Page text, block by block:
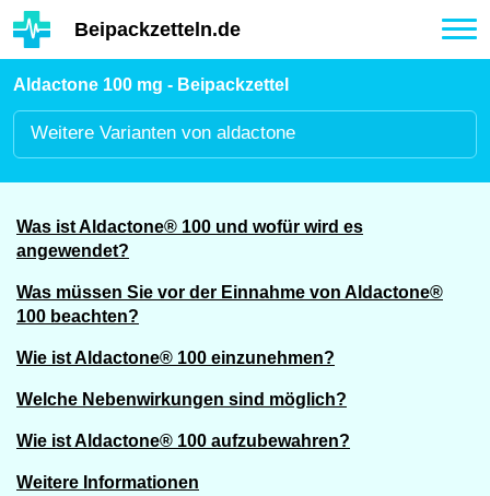
Hauptinhalt
Beipackzetteln.de
Aldactone 100 mg - Beipackzettel
Weitere Varianten von aldactone
Was ist Aldactone® 100 und wofür wird es
angewendet?
Was müssen Sie vor der Einnahme von Aldactone®
100 beachten?
Wie ist Aldactone® 100 einzunehmen?
Welche Nebenwirkungen sind möglich?
Wie ist Aldactone® 100 aufzubewahren?
Weitere Informationen